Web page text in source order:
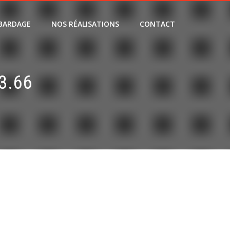
NOS RÉALISATIONS CONTACT